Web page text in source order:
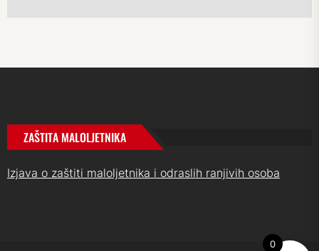
ZAŠTITA MALOLJETNIKA
Izjava o zaštiti maloljetnika i odraslih ranjivih osoba
0